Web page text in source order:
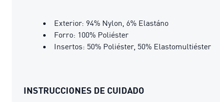
Exterior: 94% Nylon, 6% Elastáno
Forro: 100% Poliéster
Insertos: 50% Poliéster, 50% Elastomultiéster
INSTRUCCIONES DE CUIDADO